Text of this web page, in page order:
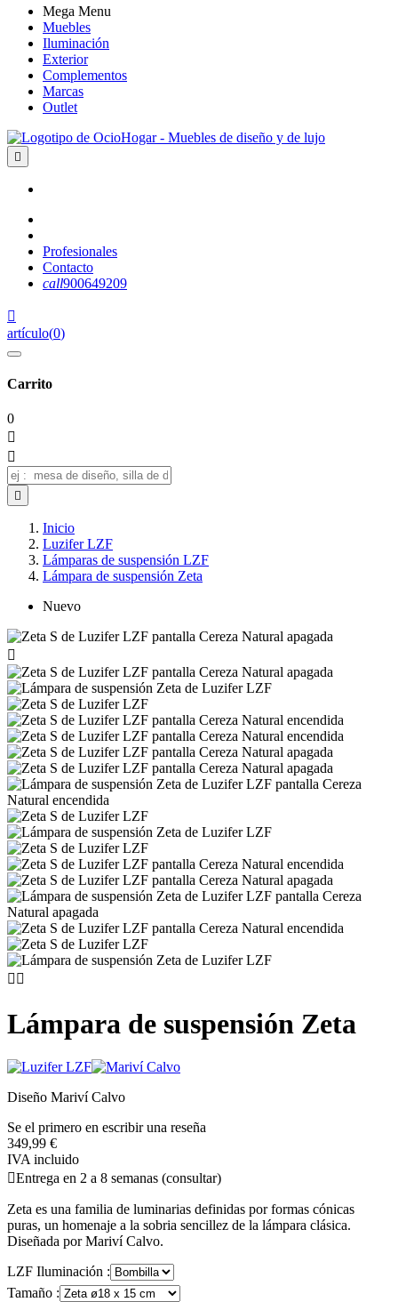
Mega Menu
Muebles
Iluminación
Exterior
Complementos
Marcas
Outlet

Profesionales
Contacto
call900649209

artículo(0)
Carrito
0



Inicio
Luzifer LZF
Lámparas de suspensión LZF
Lámpara de suspensión Zeta
Nuevo

 
Lámpara de suspensión Zeta
Diseño Mariví Calvo
Se el primero en escribir una reseña
349,99 €
IVA incluido
Entrega en 2 a 8 semanas (consultar)
Zeta es una familia de luminarias definidas por formas cónicas
puras, un homenaje a la sobria sencillez de la lámpara clásica.
Diseñada por Mariví Calvo.
LZF Iluminación :
Tamaño :